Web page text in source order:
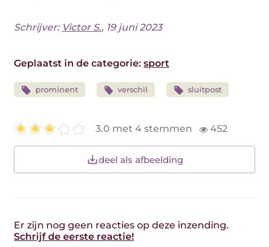
Schrijver: Victor S., 19 juni 2023
Geplaatst in de categorie: sport
prominent verschil sluitpost
3.0 met 4 stemmen 452
deel als afbeelding
Er zijn nog geen reacties op deze inzending.
Schrijf de eerste reactie!